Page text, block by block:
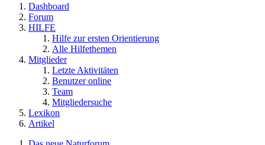
Dashboard
Forum
HILFE
Hilfe zur ersten Orientierung
Alle Hilfethemen
Mitglieder
Letzte Aktivitäten
Benutzer online
Team
Mitgliedersuche
Lexikon
Artikel